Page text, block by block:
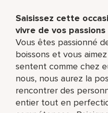
Saisissez cette
vivre de vos passions
Vous êtes passionné
boissons et vous
sentent comme chez
nous, nous aurez la
rencontrer des
entier tout en